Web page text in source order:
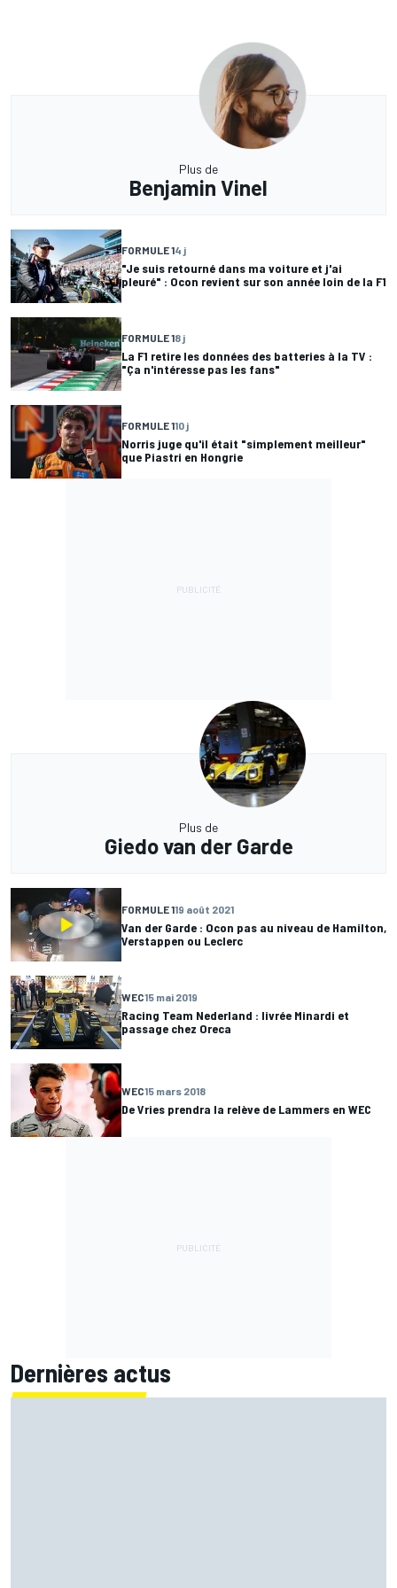
Plus de
Benjamin Vinel
FORMULE 14 j
"Je suis retourné dans ma voiture et j'ai
pleuré" : Ocon revient sur son année loin de la F1
FORMULE 18 j
La F1 retire les données des batteries à la TV :
"Ça n'intéresse pas les fans"
FORMULE 110 j
Norris juge qu'il était "simplement meilleur"
que Piastri en Hongrie
Plus de
Giedo van der Garde
FORMULE 119 août 2021
Van der Garde : Ocon pas au niveau de Hamilton,
Verstappen ou Leclerc
WEC15 mai 2019
Racing Team Nederland : livrée Minardi et
passage chez Oreca
WEC15 mars 2018
De Vries prendra la relève de Lammers en WEC
Dernières actus